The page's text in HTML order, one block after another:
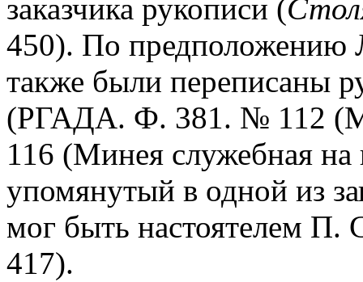
заказчика рукописи (
450). По
также были переписаны
(РГАДА. Ф. 381. № 112
116 (Минея служебная
упомянутый в одной из
мог быть настоятелем П.
417).